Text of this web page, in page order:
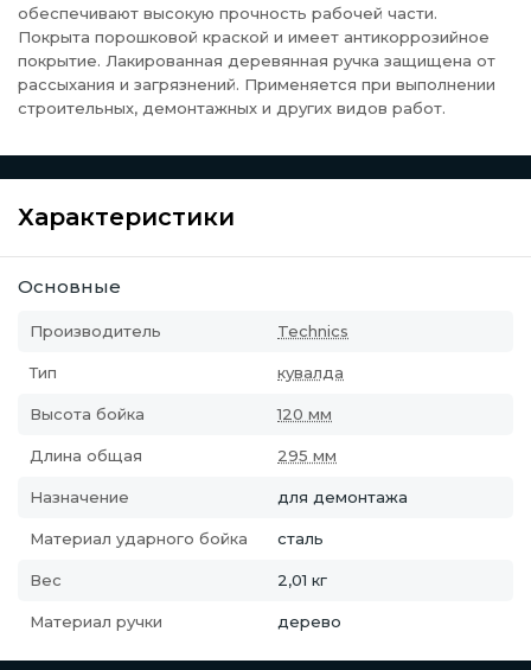
обеспечивают высокую прочность рабочей части.
Покрыта порошковой краской и имеет антикоррозийное
покрытие. Лакированная деревянная ручка защищена от
рассыхания и загрязнений. Применяется при выполнении
строительных, демонтажных и других видов работ.
Характеристики
Основные
Производитель Technics
Тип кувалда
Высота бойка 120 мм
Длина общая 295 мм
Назначение для демонтажа
Материал ударного бойка сталь
Вес 2,01 кг
Материал ручки дерево